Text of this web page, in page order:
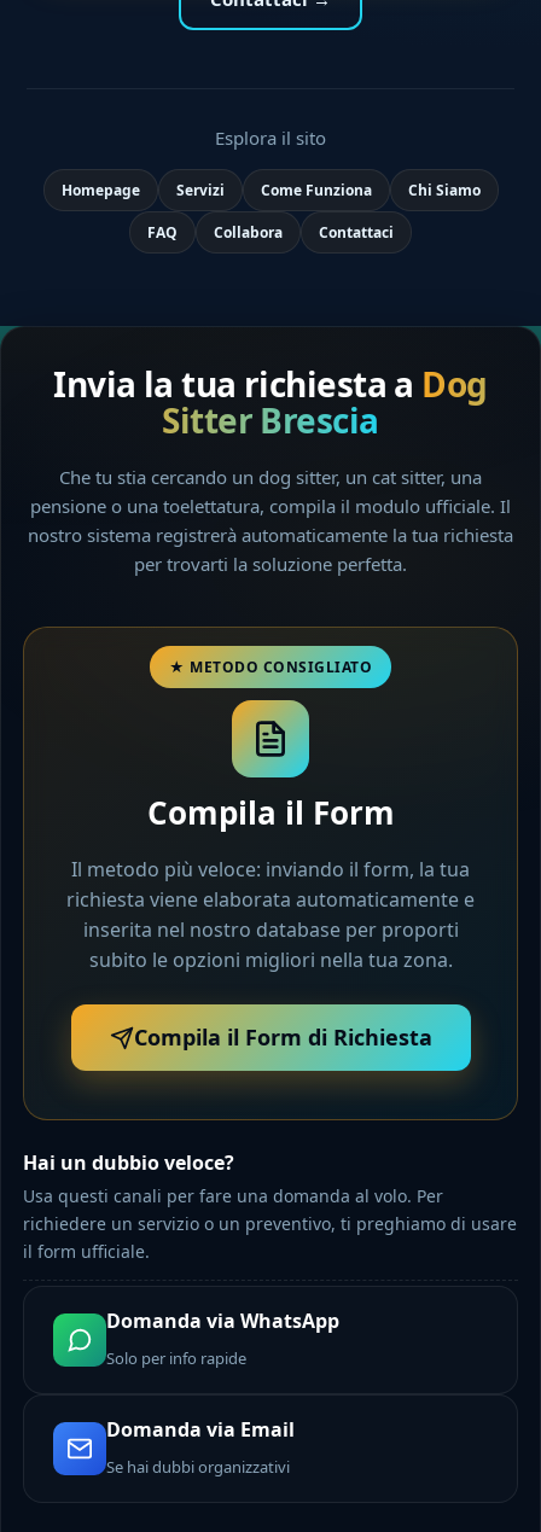
Esplora il sito
Homepage Servizi Come Funziona Chi Siamo
FAQ Collabora Contattaci
Invia la tua richiesta a Dog
Sitter Brescia
Che tu stia cercando un dog sitter, un cat sitter, una
pensione o una toelettatura, compila il modulo ufficiale. Il
nostro sistema registrerà automaticamente la tua richiesta
per trovarti la soluzione perfetta.
Compila il Form
Il metodo più veloce: inviando il form, la tua
richiesta viene elaborata automaticamente e
inserita nel nostro database per proporti
subito le opzioni migliori nella tua zona.
Compila il Form di Richiesta
Hai un dubbio veloce?
Usa questi canali per fare una domanda al volo. Per
richiedere un servizio o un preventivo, ti preghiamo di usare
il form ufficiale.
Domanda via WhatsApp
Solo per info rapide
Domanda via Email
Se hai dubbi organizzativi